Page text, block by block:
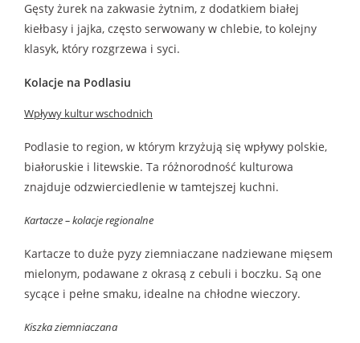
Gęsty żurek na zakwasie żytnim, z dodatkiem białej
kiełbasy i jajka, często serwowany w chlebie, to kolejny
klasyk, który rozgrzewa i syci.
Kolacje na Podlasiu
Wpływy kultur wschodnich
Podlasie to region, w którym krzyżują się wpływy polskie,
białoruskie i litewskie. Ta różnorodność kulturowa
znajduje odzwierciedlenie w tamtejszej kuchni.
Kartacze – kolacje regionalne
Kartacze to duże pyzy ziemniaczane nadziewane mięsem
mielonym, podawane z okrasą z cebuli i boczku. Są one
sycące i pełne smaku, idealne na chłodne wieczory.
Kiszka ziemniaczana